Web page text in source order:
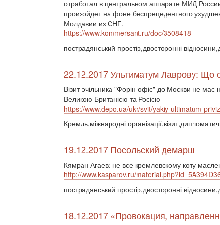
отработал в центральном аппарате МИД
произойдет на фоне беспрецедентного
Молдавии из СНГ.
https://www.kommersant.ru/doc/3508418
пострадянський простір,двосторонні
22.12.2017 Ультиматум Лаврову: Що
Візит очільника "Форін-офіс" до Москви не має
Великою Британією та Росією
https://www.depo.ua/ukr/svit/yakiy-ultimatum-
Кремль,міжнародні
19.12.2017 Посольский демарш
Кямран Агаев: не все кремлевскому коту
http://www.kasparov.ru/
пострадянський простір,двосторонні
18.12.2017 «Провокация,